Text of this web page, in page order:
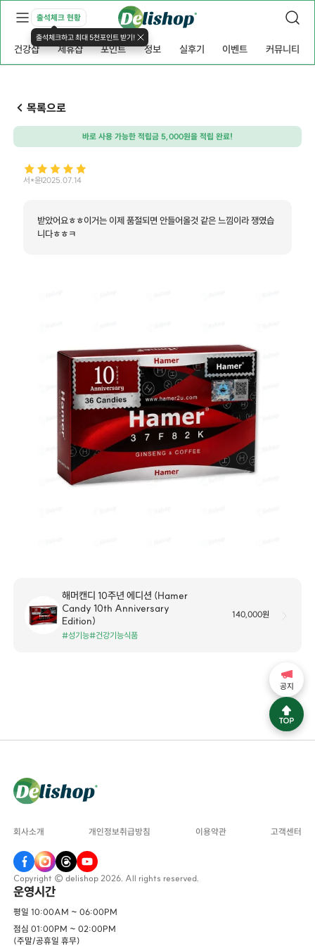
출석체크 현황
출석체크하고 최대 5천포인트 받기!
건강샵 제휴샵 포인트 정보 실후기 이벤트 커뮤니티
목록으로
바로 사용 가능한 적립금 5,000원을 적립 완료!
서*윤2025.07.14
받았어요ㅎㅎ이거는 이제 품절되면 안들어올것 같은 느낌이라 쟁였습
니다ㅎㅎㅋ
해머캔디 10주년 에디션 (Hamer
Candy 10th Anniversary
Edition)
#성기능#건강기능식품
140,000원
회사소개 개인정보취급방침 이용약관 고객센터
Copyright © delishop 2026. All rights reserved.
운영시간
평일 10:00AM ~ 06:00PM
점심 01:00PM ~ 02:00PM
(주말/공휴일 휴무)
공지